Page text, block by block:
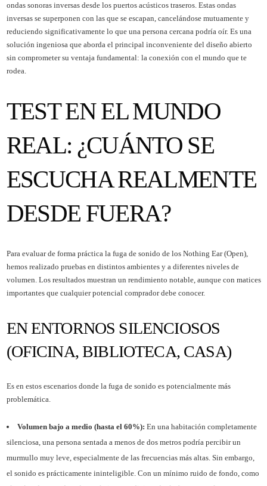
ondas sonoras inversas desde los puertos acústicos traseros. Estas ondas
inversas se superponen con las que se escapan, cancelándose mutuamente y
reduciendo significativamente lo que una persona cercana podría oír. Es una
solución ingeniosa que aborda el principal inconveniente del diseño abierto
sin comprometer su ventaja fundamental: la conexión con el mundo que te
rodea.
TEST EN EL MUNDO
REAL: ¿CUÁNTO SE
ESCUCHA REALMENTE
DESDE FUERA?
Para evaluar de forma práctica la fuga de sonido de los Nothing Ear (Open),
hemos realizado pruebas en distintos ambientes y a diferentes niveles de
volumen. Los resultados muestran un rendimiento notable, aunque con matices
importantes que cualquier potencial comprador debe conocer.
EN ENTORNOS SILENCIOSOS
(OFICINA, BIBLIOTECA, CASA)
Es en estos escenarios donde la fuga de sonido es potencialmente más
problemática.
Volumen bajo a medio (hasta el 60%): En una habitación completamente
silenciosa, una persona sentada a menos de dos metros podría percibir un
murmullo muy leve, especialmente de las frecuencias más altas. Sin embargo,
el sonido es prácticamente ininteligible. Con un mínimo ruido de fondo, como